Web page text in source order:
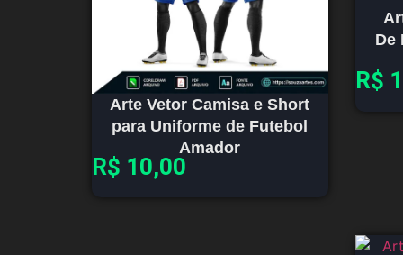
Arte Vetor Camisa e Short
para Uniforme de Futebol
Amador
R$ 10,00
De
R$